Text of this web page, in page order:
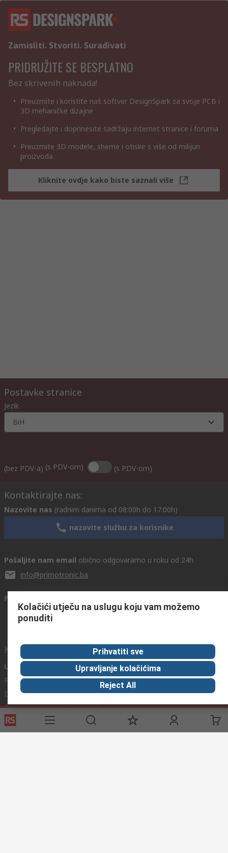
Zamisliti. Stvoriti. Surađivati
PRIDRUŽITE SE BESPLATNO
Bez skrivenih naknada!
Preuzmite i koristite naš softver DesignSpark za svoje PCB i
3D mehaničke dizajne
Pregledajte i doprinesite sadržaju internet stranice i foruma
Preuzmite 3D modele, sheme i otiske s više od milijun
proizvoda
Kliknite ovdje kako biste saznali više
Postavke stranice
Jezik
BiH
(bez PDV-a) (s PDV-om) (s PDV-om)
Kontaktirajte nas:
Nazovite nas (radnim danima od 08:00h do 17:00h)
nazovite službu za korisnike
Pošaljite nam email obično odgovaramo u roku od 24h
info@primotronic.ba
Povežite se s nama
Korisne poveznice
Usluge
Registrirajte
Delivery
Payment
Export
O RS-u
O RS-u
RS u svijetu
Korporacija
Industrijska
Industrijska Zona
Proizvodnja
Kolačići utječu na uslugu koju vam možemo
ponuditi
Prihvatiti sve
Upravljanje kolačićima
Reject All